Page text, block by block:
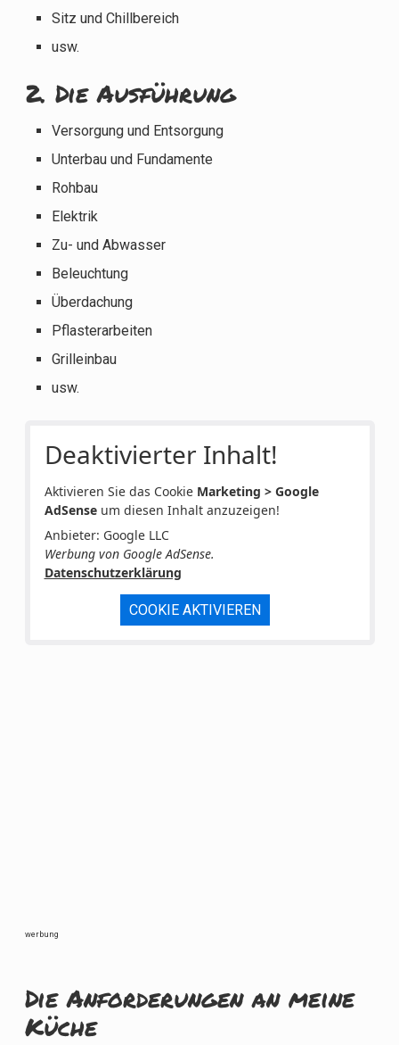
Sitz und Chillbereich
usw.
2. Die Ausführung
Versorgung und Entsorgung
Unterbau und Fundamente
Rohbau
Elektrik
Zu- und Abwasser
Beleuchtung
Überdachung
Pflasterarbeiten
Grilleinbau
usw.
Deaktivierter Inhalt!
Aktivieren Sie das Cookie Marketing > Google
AdSenseum diesen Inhalt anzuzeigen!
Anbieter: Google LLC
Werbung von Google AdSense.
Datenschutzerklärung
COOKIE AKTIVIEREN
werbung
Die Anforderungen an meine
Küche